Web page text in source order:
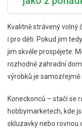
Kvalitně strávený volný
i pro děti. Pokud jim
jim skvěle prospějete.
rozhodně zahradní
výrobků je samozřejmě
Koneckonců – stačí se
hobbymarketech, kde
skluzavky nebo rovnou